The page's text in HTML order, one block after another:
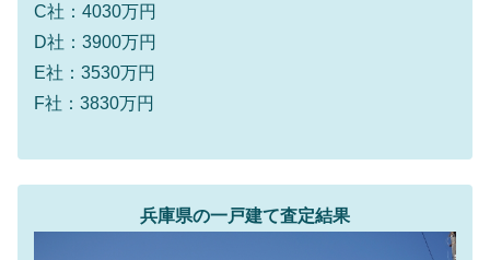
C社：4030万円
D社：3900万円
E社：3530万円
F社：3830万円
兵庫県の一戸建て査定結果